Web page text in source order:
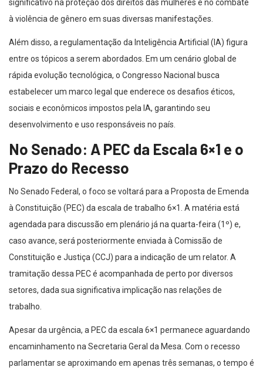
significativo na proteção dos direitos das mulheres e no combate
à violência de gênero em suas diversas manifestações.
Além disso, a regulamentação da Inteligência Artificial (IA) figura
entre os tópicos a serem abordados. Em um cenário global de
rápida evolução tecnológica, o Congresso Nacional busca
estabelecer um marco legal que enderece os desafios éticos,
sociais e econômicos impostos pela IA, garantindo seu
desenvolvimento e uso responsáveis no país.
No Senado: A PEC da Escala 6×1 e o
Prazo do Recesso
No Senado Federal, o foco se voltará para a Proposta de Emenda
à Constituição (PEC) da escala de trabalho 6×1. A matéria está
agendada para discussão em plenário já na quarta-feira (1º) e,
caso avance, será posteriormente enviada à Comissão de
Constituição e Justiça (CCJ) para a indicação de um relator. A
tramitação dessa PEC é acompanhada de perto por diversos
setores, dada sua significativa implicação nas relações de
trabalho.
Apesar da urgência, a PEC da escala 6×1 permanece aguardando
encaminhamento na Secretaria Geral da Mesa. Com o recesso
parlamentar se aproximando em apenas três semanas, o tempo é